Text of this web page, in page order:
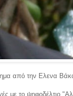
από την Ελενα
με το ψηφοδέλτιο